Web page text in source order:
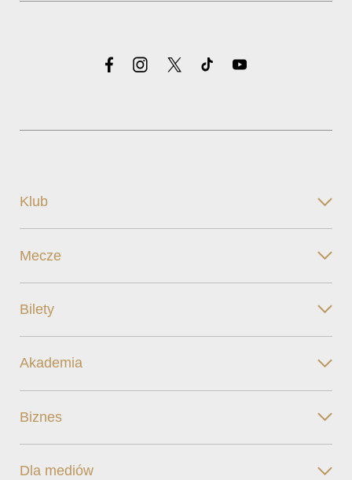
Klub
Mecze
Bilety
Akademia
Biznes
Dla mediów